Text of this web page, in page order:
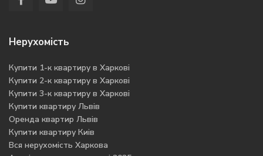
Нерухомість
Купити 1-к квартиру в Харкові
Купити 2-к квартиру в Харкові
Купити 3-к квартиру в Харкові
Купити квартиру Львів
Оренда квартир Львів
Купити квартиру Киів
Вся нерухомість Харкова